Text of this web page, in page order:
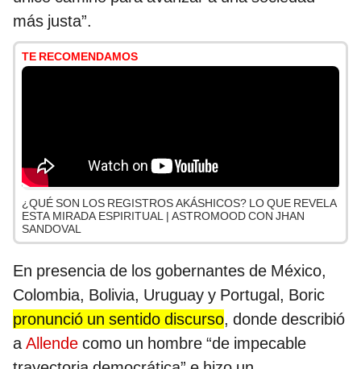
más justa”.
TE RECOMENDAMOS
¿QUÉ SON LOS REGISTROS AKÁSHICOS? LO QUE REVELA
ESTA MIRADA ESPIRITUAL | ASTROMOOD CON JHAN
SANDOVAL
En presencia de los gobernantes de México,
Colombia, Bolivia, Uruguay y Portugal, Boric
pronunció un sentido discurso, donde describió
aAllende como un hombre “de impecable